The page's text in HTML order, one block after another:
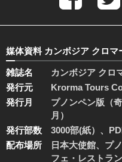
媒体資料 カンボジア クロマ
雑誌名
カンボジア クロ
発行元
Krorma Tours
発行月
プノンペン版（
月）
発行部数
3000部(紙）、
配布場所
日本大使館、プ
フェ・レストラ